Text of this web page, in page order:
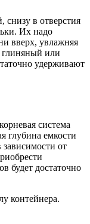
снизу в отверстия
Их надо
вверх, увлажняя
глиняный или
удерживают
система
глубина емкости
зависимости от
будет достаточно
контейнера.